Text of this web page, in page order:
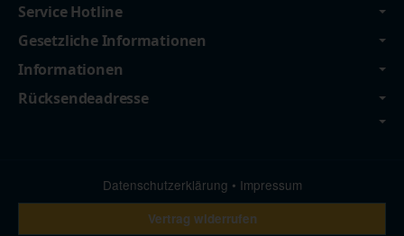
Service Hotline
Gesetzliche Informationen
Informationen
Rücksendeadresse
Datenschutzerklärung • Impressum
Vertrag widerrufen